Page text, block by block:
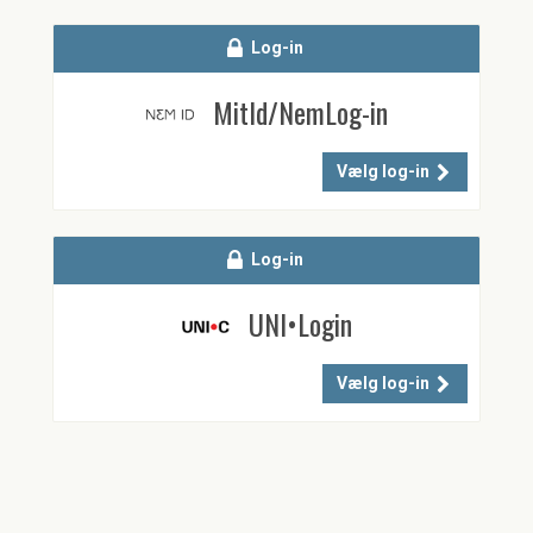
Log-in
MitId/NemLog-in
Vælg log-in
Log-in
UNI•Login
Vælg log-in